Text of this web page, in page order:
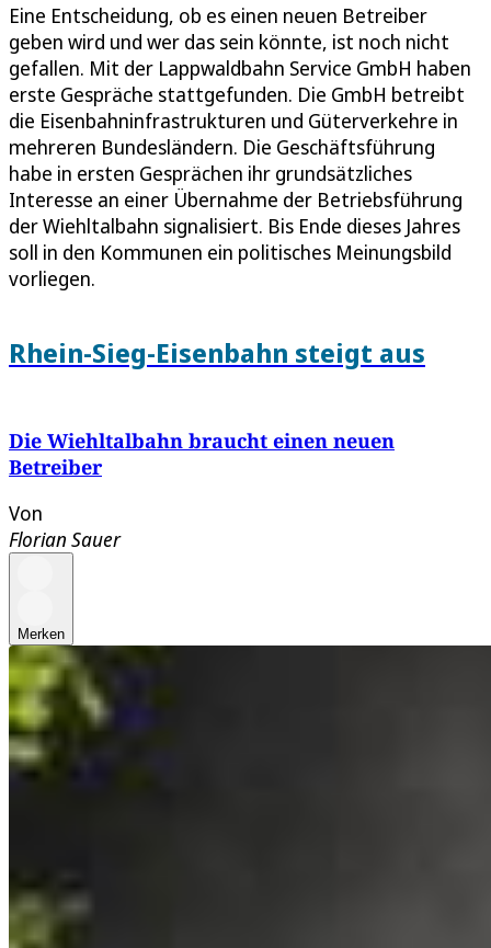
Eine Entscheidung, ob es einen neuen Betreiber
geben wird und wer das sein könnte, ist noch nicht
gefallen. Mit der Lappwaldbahn Service GmbH haben
erste Gespräche stattgefunden. Die GmbH betreibt
die Eisenbahninfrastrukturen und Güterverkehre in
mehreren Bundesländern. Die Geschäftsführung
habe in ersten Gesprächen ihr grundsätzliches
Interesse an einer Übernahme der Betriebsführung
der Wiehltalbahn signalisiert. Bis Ende dieses Jahres
soll in den Kommunen ein politisches Meinungsbild
vorliegen.
Rhein-Sieg-Eisenbahn steigt aus
Die Wiehltalbahn braucht einen neuen
Betreiber
Von
Florian Sauer
Merken